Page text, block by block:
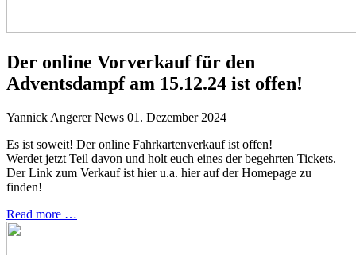
Der online Vorverkauf für den
Adventsdampf am 15.12.24 ist offen!
Yannick Angerer News 01. Dezember 2024
Es ist soweit! Der online Fahrkartenverkauf ist offen!
Werdet jetzt Teil davon und holt euch eines der begehrten Tickets.
Der Link zum Verkauf ist hier u.a. hier auf der Homepage zu
finden!
Read more …